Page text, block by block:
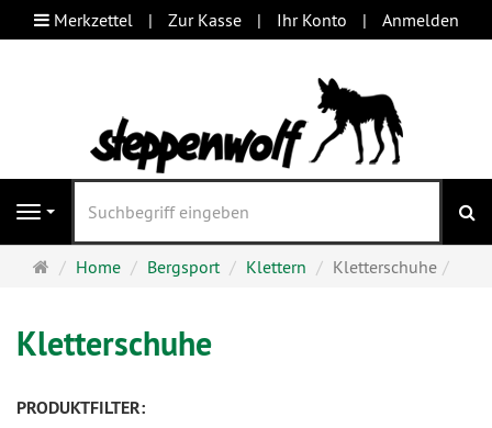
Merkzettel Zur Kasse Ihr Konto Anmelden
Navigation
Startseite
Home Bergsport Klettern Kletterschuhe
Kletterschuhe
PRODUKTFILTER: